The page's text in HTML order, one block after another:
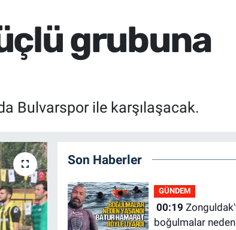
grubuna
Bulvarspor ile karşılaşacak.
Son Haberler
GÜNDEM
00:19
boğulmalar neden